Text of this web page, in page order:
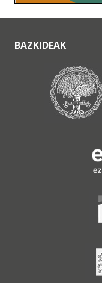
BAZKIDEAK